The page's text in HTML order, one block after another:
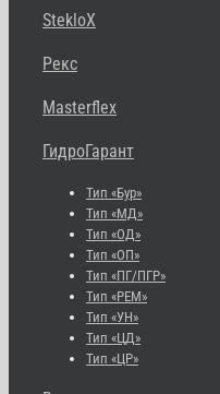
StekloX
Рекс
Masterflex
ГидроГарант
Тип «Бур»
Тип «МД»
Тип «ОД»
Тип «ОП»
Тип «ПГ/ПГР»
Тип «РЕМ»
Тип «УН»
Тип «ЦД»
Тип «ЦР»